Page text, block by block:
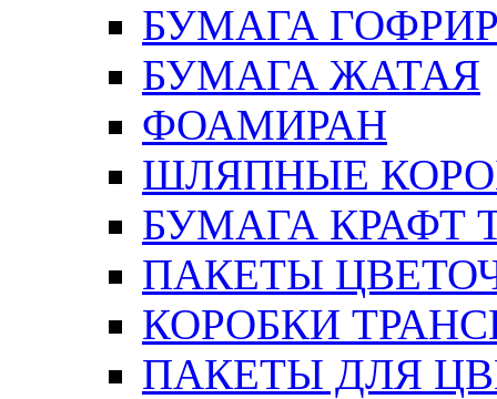
БУМАГА
БУМАГА ЖАТАЯ
ФОАМИРАН
ШЛЯПНЫЕ
БУМАГА КРАФТ
ПАКЕТЫ
КОРОБКИ
ПАКЕТЫ ДЛЯ